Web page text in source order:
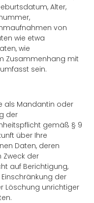
Alter,
von
wie etwa
wie
Zusammenhang mit
sein.
als Mandantin oder
der
gemäß § 9
über Ihre
Daten, deren
Zweck der
auf Berichtigung,
der
Löschung unrichtiger